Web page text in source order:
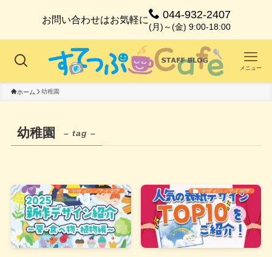
お問い合わせはお気軽に 044-932-2407
(月)～(金) 9:00-18:00
メニュー
ホーム 幼稚園
幼稚園 – tag –
デザイン・アイデア デザイン・アイデア